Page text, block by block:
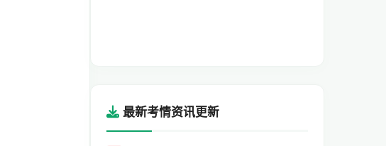
最新考情资讯更新